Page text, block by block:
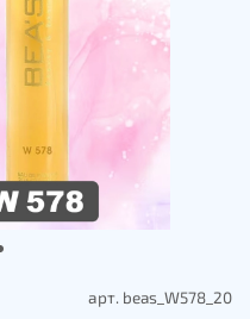
арт. beas_W578_20